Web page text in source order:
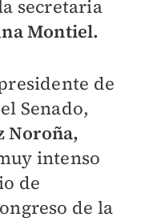
secretaria
Montiel.
de
Senado,
Noroña,
intenso
de
de la